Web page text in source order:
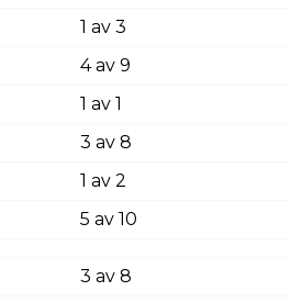
1 av 3
4 av 9
1 av 1
3 av 8
1 av 2
5 av 10
3 av 8